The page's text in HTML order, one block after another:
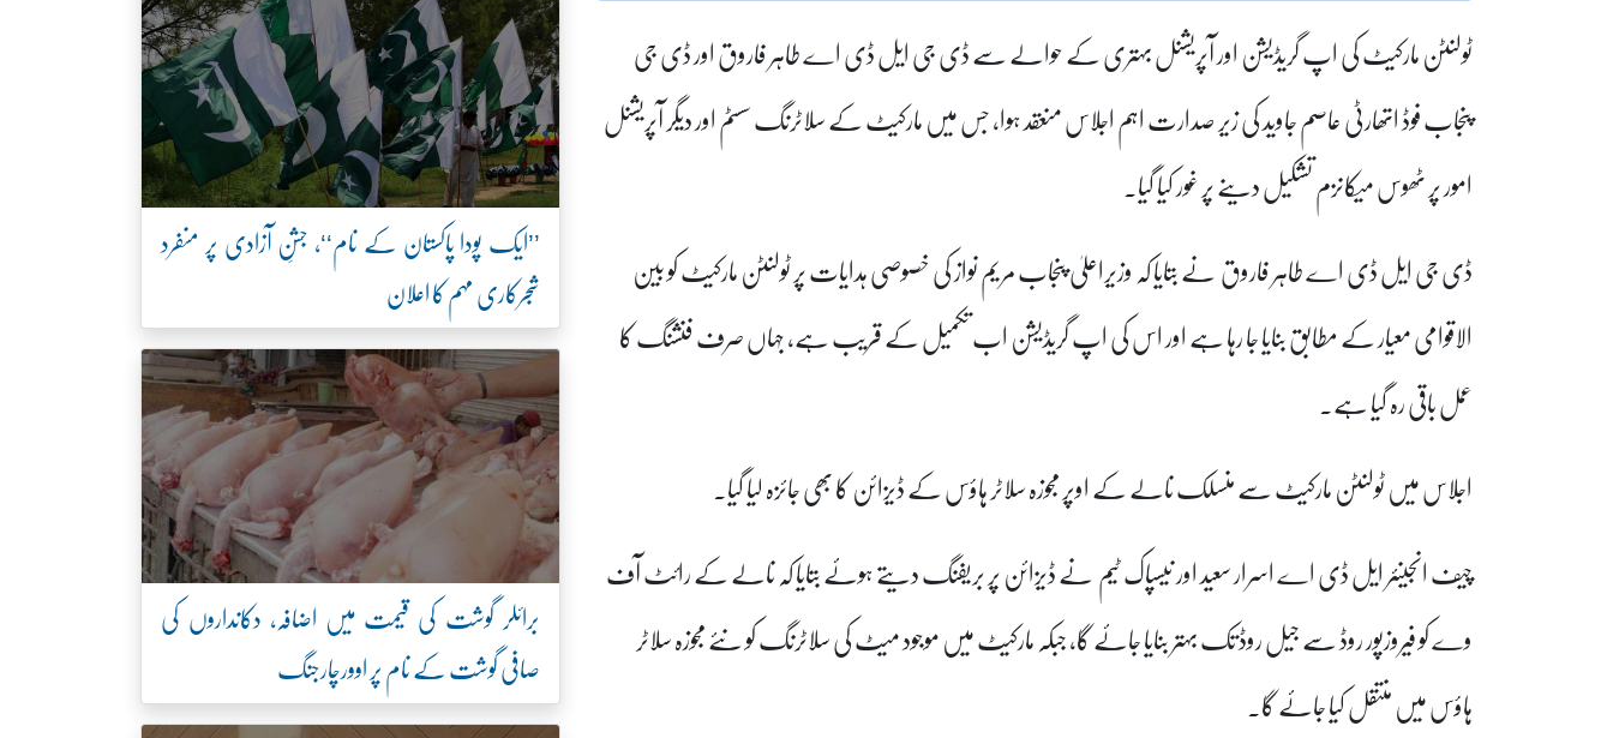
ٹولنٹن مارکیٹ کی اپ گریڈیشن اور آپریشنل بہتری کے حوالے سے ڈی جی ایل ڈی اے طاہر فاروق اور ڈی جی
پنجاب فوڈ اتھارٹی عاصم جاوید کی زیر صدارت اہم اجلاس منعقد ہوا، جس میں مارکیٹ کے سلاٹرنگ سسٹم اور دیگر آپریشنل
امور پر ٹھوس میکانزم تشکیل دینے پر غور کیا گیا۔
ڈی جی ایل ڈی اے طاہر فاروق نے بتایا کہ وزیراعلیٰ پنجاب مریم نواز کی خصوصی ہدایات پر ٹولنٹن مارکیٹ کو بین
الاقوامی معیار کے مطابق بنایا جا رہا ہے اور اس کی اپ گریڈیشن اب تکمیل کے قریب ہے، جہاں صرف فنشنگ کا
عمل باقی رہ گیا ہے۔
اجلاس میں ٹولنٹن مارکیٹ سے منسلک نالے کے اوپر مجوزہ سلاٹر ہاؤس کے ڈیزائن کا بھی جائزہ لیا گیا۔
چیف انجینئر ایل ڈی اے اسرار سعید اور نیسپاک ٹیم نے ڈیزائن پر بریفنگ دیتے ہوئے بتایا کہ نالے کے رائٹ آف
وے کو فیروزپور روڈ سے جیل روڈ تک بہتر بنایا جائے گا، جبکہ مارکیٹ میں موجود میٹ کی سلاٹرنگ کو نئے مجوزہ سلاٹر
ہاؤس میں منتقل کیا جائے گا۔
’’ایک پودا پاکستان کے نام‘‘، جشنِ آزادی پر منفرد
شجرکاری مہم کا اعلان
برائلر گوشت کی قیمت میں اضافہ، دکانداروں کی
صافی گوشت کے نام پر اوورچارجنگ